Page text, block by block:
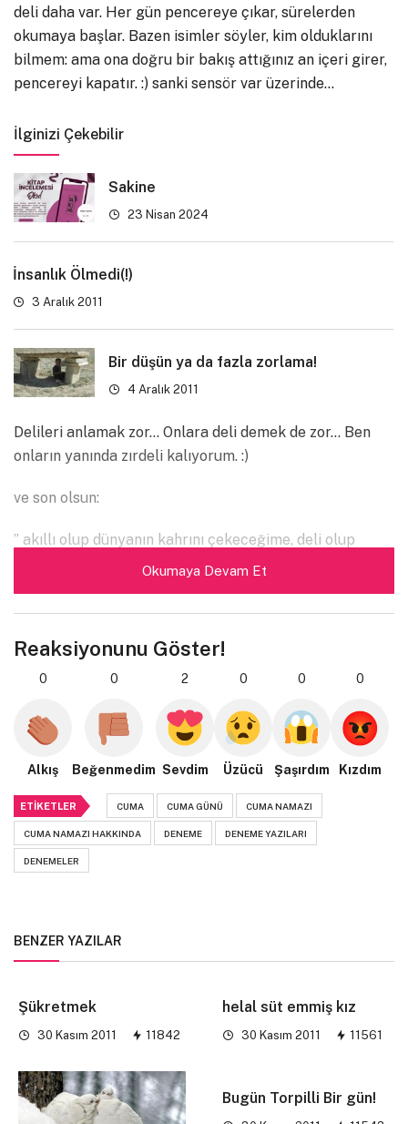
deli daha var. Her gün pencereye çıkar, sürelerden
okumaya başlar. Bazen isimler söyler, kim olduklarını
bilmem: ama ona doğru bir bakış attığınız an içeri girer,
pencereyi kapatır. :) sanki sensör var üzerinde…
İlginizi Çekebilir
Sakine
23 Nisan 2024
İnsanlık Ölmedi(!)
3 Aralık 2011
Bir düşün ya da fazla zorlama!
4 Aralık 2011
Delileri anlamak zor… Onlara deli demek de zor… Ben
onların yanında zırdeli kalıyorum. :)
ve son olsun:
” akıllı olup dünyanın kahrını çekeceğime, deli olup
dünya benim kahrımı çeksin daha iyi. ”
Okumaya Devam Et
Reaksiyonunu Göster!
0
Alkış
0
Beğenmedim
2
Sevdim
0
Üzücü
0
Şaşırdım
0
Kızdım
ETIKETLER CUMA CUMA GÜNÜ CUMA NAMAZI
CUMA NAMAZI HAKKINDA DENEME DENEME YAZILARI
DENEMELER
BENZER YAZILAR
Şükretmek
30 Kasım 2011 11842
helal süt emmiş kız
30 Kasım 2011 11561
Bugün Torpilli Bir gün!